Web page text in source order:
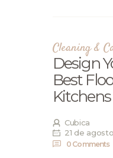
Cleaning &
Design
Best
Kitchens
Cubica
21 de
0 Comments